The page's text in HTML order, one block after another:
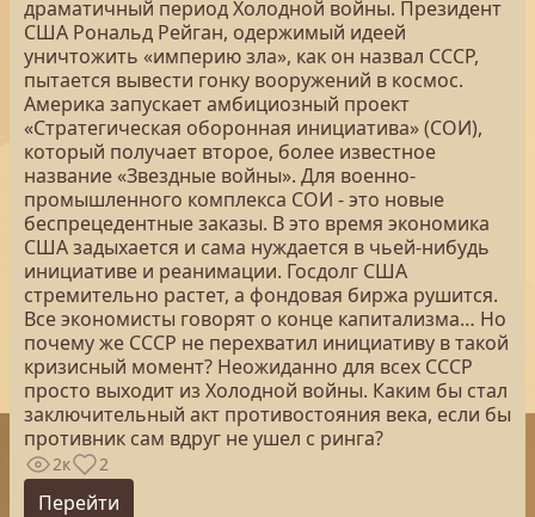
драматичный период Холодной войны. Президент
США Рональд Рейган, одержимый идеей
уничтожить «империю зла», как он назвал СССР,
пытается вывести гонку вооружений в космос.
Америка запускает амбициозный проект
«Стратегическая оборонная инициатива» (СОИ),
который получает второе, более известное
название «Звездные войны». Для военно-
промышленного комплекса СОИ - это новые
беспрецедентные заказы. В это время экономика
США задыхается и сама нуждается в чьей-нибудь
инициативе и реанимации. Госдолг США
стремительно растет, а фондовая биржа рушится.
Все экономисты говорят о конце капитализма… Но
почему же СССР не перехватил инициативу в такой
кризисный момент? Неожиданно для всех СССР
просто выходит из Холодной войны. Каким бы стал
заключительный акт противостояния века, если бы
противник сам вдруг не ушел с ринга?
2к 2
Перейти